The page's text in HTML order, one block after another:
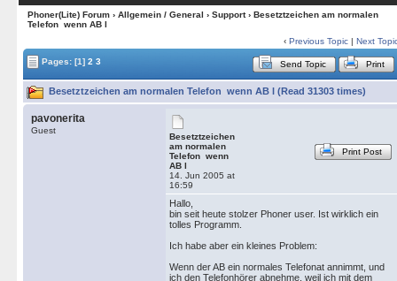
Phoner(Lite) Forum› Allgemein / General › Support› Besetztzeichen am normalen
Telefon wenn AB l
‹ Previous Topic | Next
Pages: [1] 2 3 Send Topic Print
Besetztzeichen am normalen Telefon wenn AB l (Read 31303 times)
pavonerita
Guest
Besetztzeichen
am normalen
Telefon wenn
AB l
14. Jun 2005 at
16:59
Print Post
Hallo,
bin seit heute stolzer Phoner user. Ist wirklich ein
tolles Programm.
Ich habe aber ein kleines Problem:
Wenn der AB ein normales Telefonat annimmt, und
ich den Telefonhörer abnehme, weil ich mit dem